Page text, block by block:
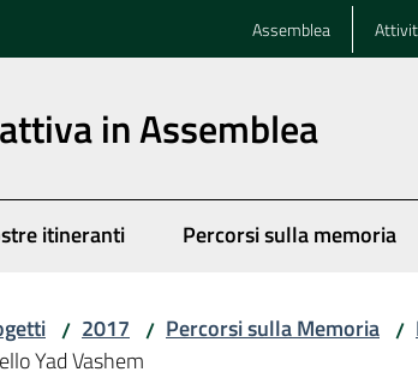
Assemblea
in Assemblea
itineranti Percorsi sulla memoria
/ 2017 / Percorsi sulla Memoria /
Yad Vashem